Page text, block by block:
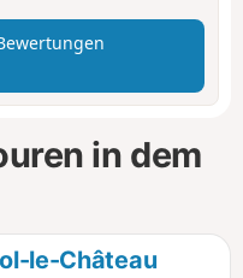
in dem
le-Château